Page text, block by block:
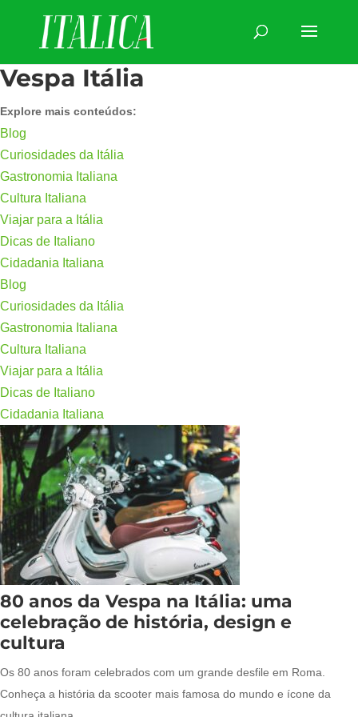
Vespa Itália
Explore mais conteúdos:
Blog
Curiosidades da Itália
Gastronomia Italiana
Cultura Italiana
Viajar para a Itália
Dicas de Italiano
Cidadania Italiana
Blog
Curiosidades da Itália
Gastronomia Italiana
Cultura Italiana
Viajar para a Itália
Dicas de Italiano
Cidadania Italiana
80 anos da Vespa na Itália: uma
celebração de história, design e
cultura
Os 80 anos foram celebrados com um grande desfile em Roma.
Conheça a história da scooter mais famosa do mundo e ícone da